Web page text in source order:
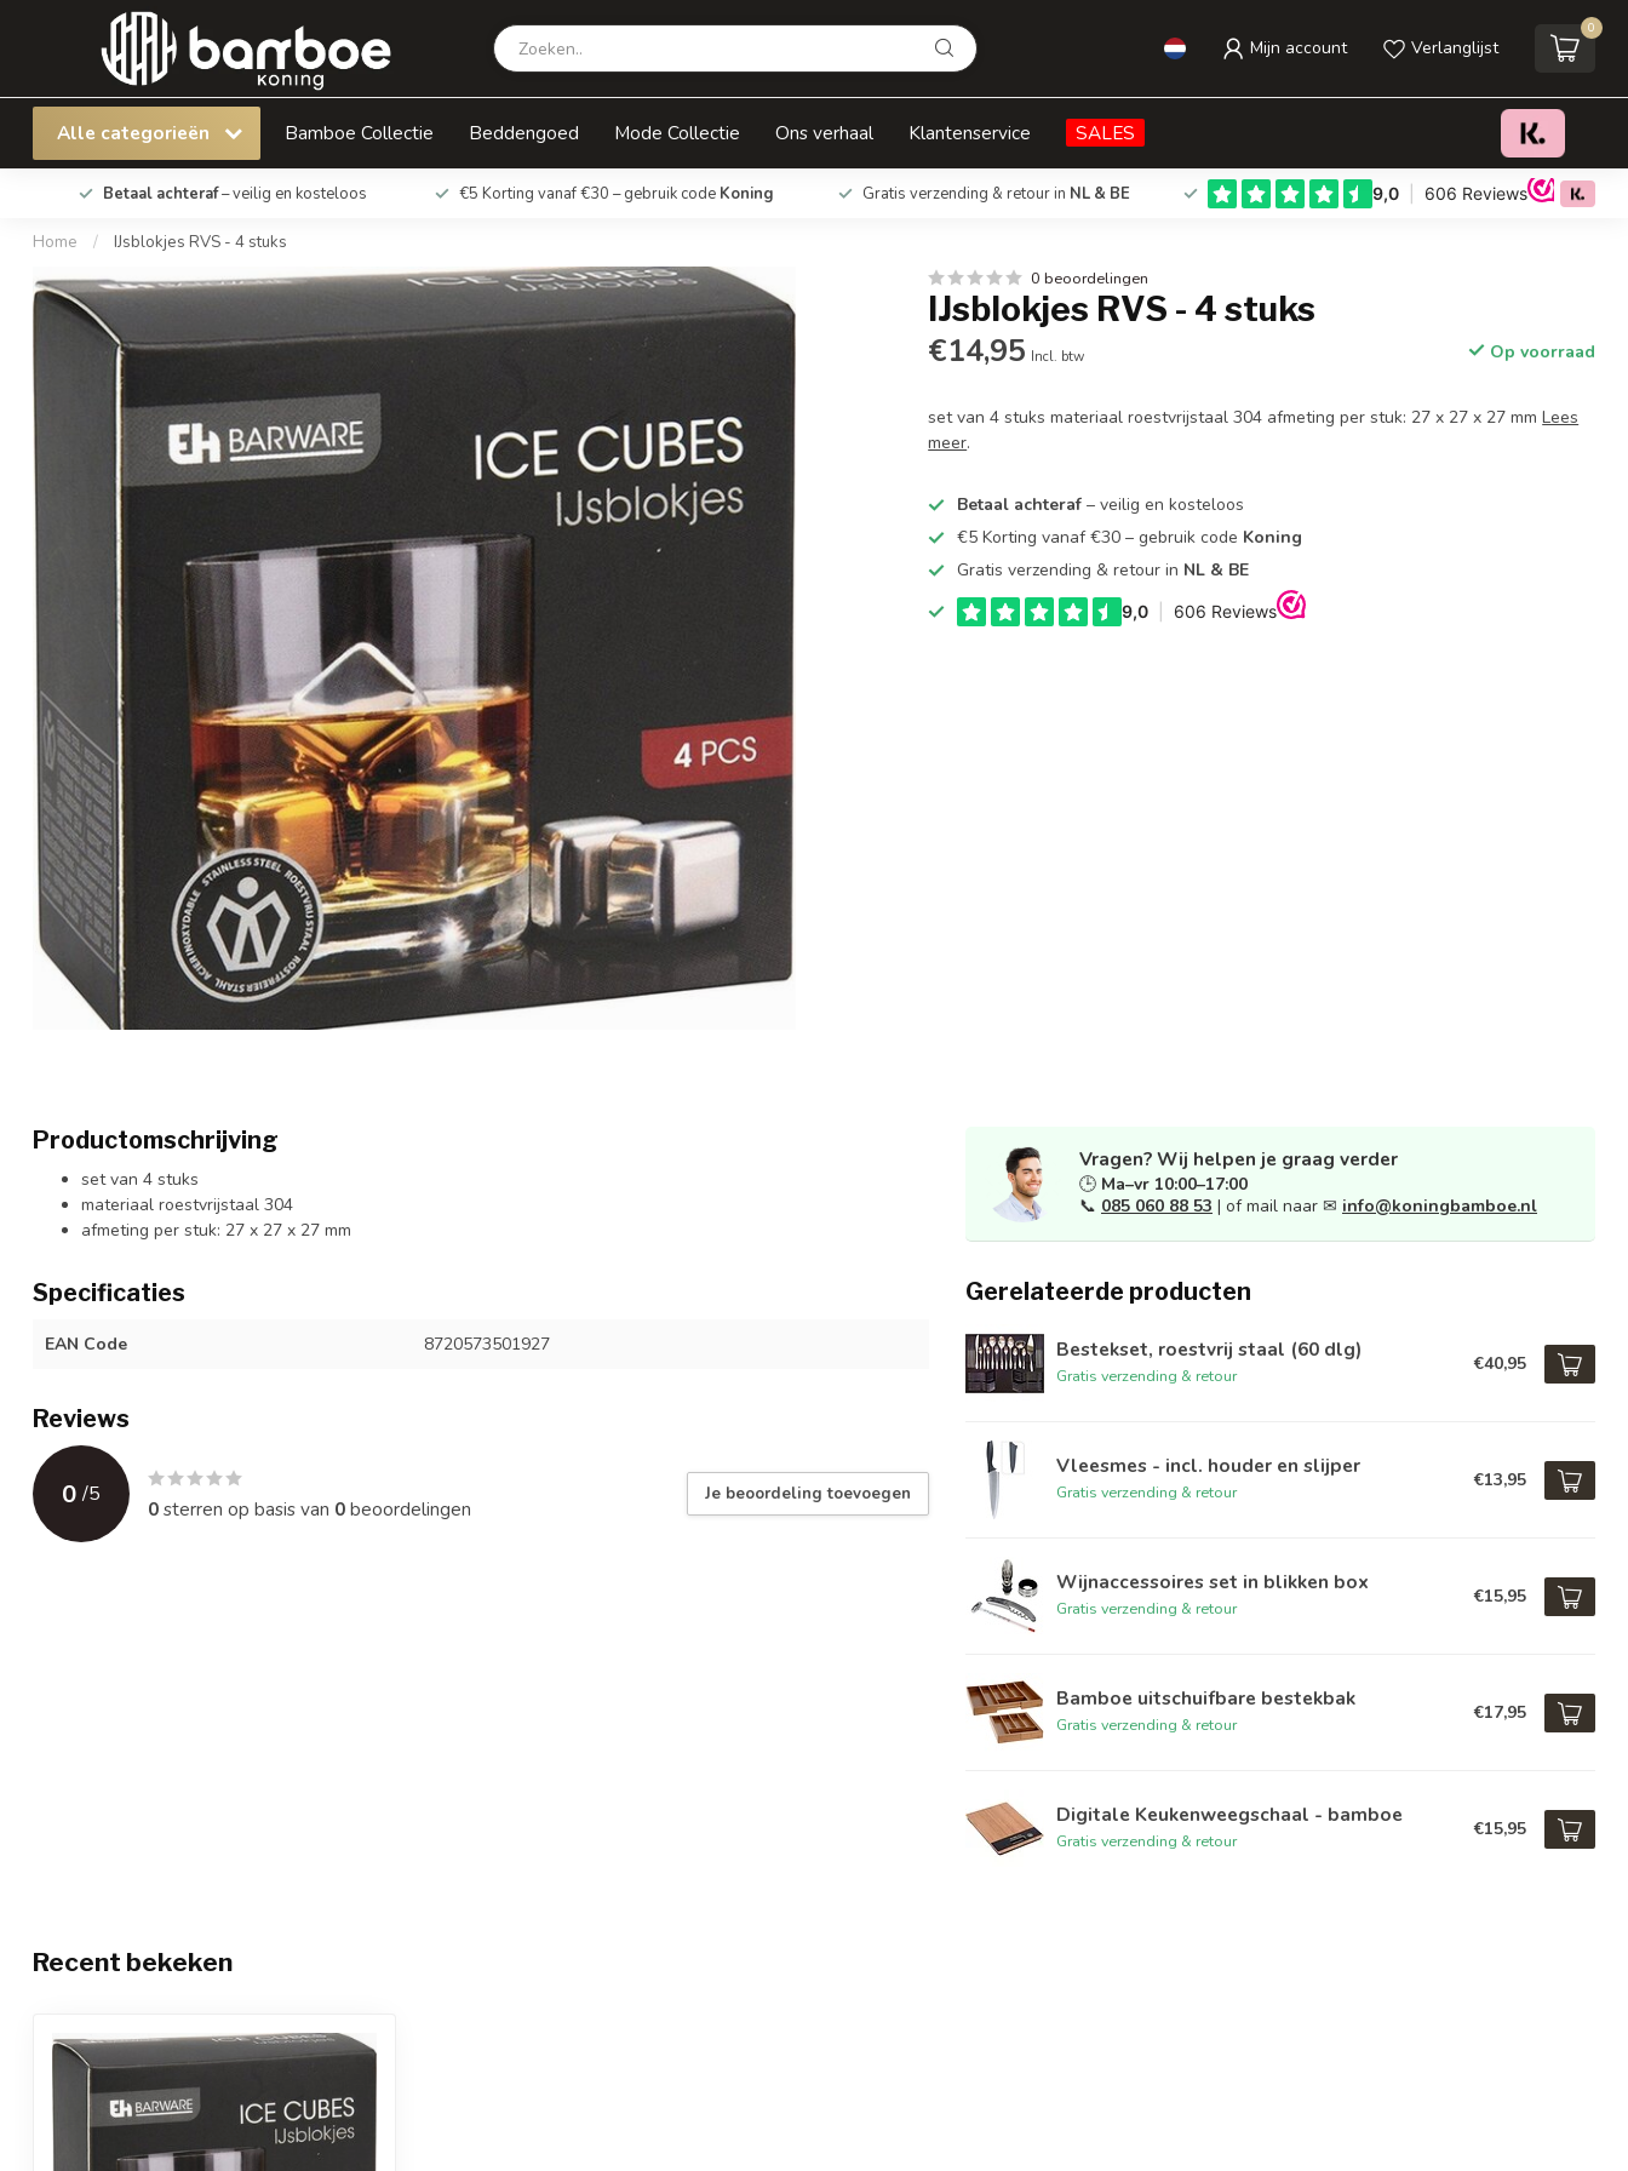
Mijn account Verlanglijst
0
Alle categorieën Bamboe Collectie Beddengoed Mode Collectie Ons verhaal Klantenservice SALES
Betaal achteraf– veilig en kosteloos €5 Korting vanaf €30 – gebruik code Koning Gratis verzending & retour in NL & BE
Home / IJsblokjes RVS - 4 stuks
IJsblokjes RVS - 4 stuks Toevoegen aan winkelwagen
0 beoordelingen
IJsblokjes RVS - 4 stuks
€14,95 Incl. btw Op voorraad
set van 4 stuks materiaal roestvrijstaal 304 afmeting per stuk: 27 x 27 x 27 mmLees
meer.
Betaal achteraf – veilig en kosteloos
€5 Korting vanaf €30 – gebruik code Koning
Gratis verzending & retour in NL & BE
Productomschrijving
set van 4 stuks
materiaal roestvrijstaal 304
afmeting per stuk: 27 x 27 x 27 mm
Specificaties
EAN Code 8720573501927
Reviews
0 /5
0sterren op basis van 0beoordelingen
Je beoordeling toevoegen
Vragen? Wij helpen je graag verder
🕒 Ma–vr 10:00–17:00
📞 085 060 88 53 | of mail naar ✉ info@koningbamboe.nl
Gerelateerde producten
Bestekset, roestvrij staal (60 dlg)
Gratis verzending & retour
€40,95
Vleesmes - incl. houder en slijper
Gratis verzending & retour
€13,95
Wijnaccessoires set in blikken box
Gratis verzending & retour
€15,95
Bamboe uitschuifbare bestekbak
Gratis verzending & retour
€17,95
Digitale Keukenweegschaal - bamboe
Gratis verzending & retour
€15,95
Recent bekeken